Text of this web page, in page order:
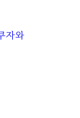
자와